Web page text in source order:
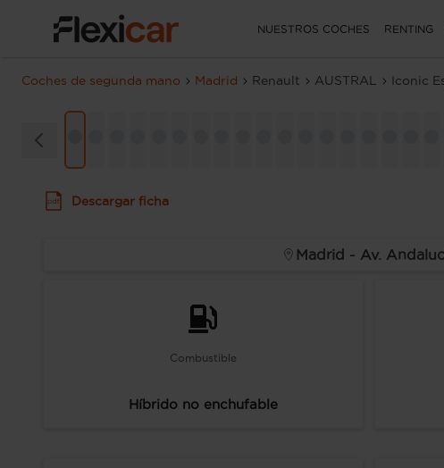
NUESTROS COCHES RENTING
Coches de segunda mano Madrid Renault AUSTRAL Iconic
Descargar ficha
Madrid - Av.
Combustible
Híbrido no enchufable